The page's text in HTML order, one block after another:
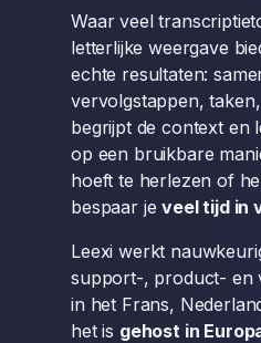
Waar veel
letterlijke weergave
echte resultaten:
vervolgstappen,
begrijpt de context en
op een bruikbare
hoeft te herlezen of
bespaar jeveel tijd in
Leexi werkt
support-, product- en
in het Frans,
het is gehost in